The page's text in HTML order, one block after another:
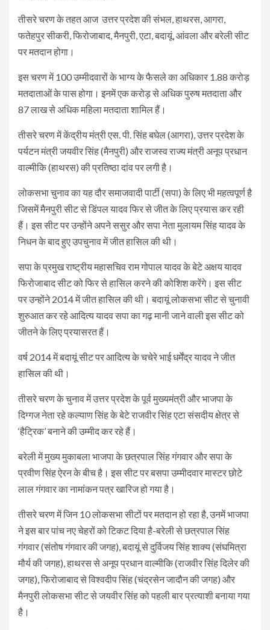
तीसरे चरण के तहत आज उत्तर प्रदेश की संभल, हाथरस, आगरा,
फतेहपुर सीकरी, फिरोजाबाद, मैनपुरी, एटा, बदायूं, आंवला और बरेली सीट
पर मतदान होगा।
इस चरण में 100 उम्मीदवारों के भाग्य के फैसले का अधिकार 1.88 करोड़
मतदाताओं के पास होगा। इनमें एक करोड़ से अधिक पुरुष मतदाता और
87 लाख से अधिक महिला मतदाता शामिल हैं।
तीसरे चरण में केंद्रीय मंत्री एस. पी. सिंह बघेल (आगरा), उत्तर प्रदेश के
पर्यटन मंत्री जयवीर सिंह (मैनपुरी) और राजस्व राज्य मंत्री अनूप प्रधान
वाल्मीकि (हाथरस) की प्रतिष्ठा दांव पर लगी है।
लोकसभा चुनाव का यह दौर समाजवादी पार्टी (सपा) के लिए भी महत्वपूर्ण है
जिसमें मैनपुरी सीट से डिंपल यादव फिर से जीत के लिए प्रयास कर रही
हैं। इस सीट पर उन्होंने अपने ससुर और सपा नेता मुलायम सिंह यादव के
निधन के बाद हुए उपचुनाव में जीत हासिल की थी।
सपा के प्रमुख राष्ट्रीय महासचिव राम गोपाल यादव के बेटे अक्षय यादव
फिरोजाबाद सीट को फिर से हासिल करने की कोशिश करेंगे। इस सीट
पर उन्होंने 2014 में जीत हासिल की थी। बदायूं लोकसभा सीट से चुनावी
शुरुआत कर रहे आदित्य यादव सपा का गढ़ मानी जाने वाली इस सीट को
जीतने के लिए प्रयासरत हैं।
वर्ष 2014 में बदायूं सीट पर आदित्य के चचेरे भाई धर्मेंद्र यादव ने जीत
हासिल की थी।
तीसरे चरण के चुनाव में उत्तर प्रदेश के पूर्व मुख्यमंत्री और भाजपा के
दिग्गज नेता रहे कल्याण सिंह के बेटे राजवीर सिंह एटा संसदीय क्षेत्र से
‘हैट्रिक’ बनाने की उम्मीद कर रहे हैं।
बरेली में मुख्य मुकाबला भाजपा के छत्रपाल सिंह गंगवार और सपा के
प्रवीण सिंह ऐरन के बीच है। इस सीट पर बसपा उम्मीदवार मास्टर छोटे
लाल गंगवार का नामांकन पत्र खारिज हो गया है।
तीसरे चरण में जिन 10 लोकसभा सीटों पर मतदान हो रहा है, उनमें भाजपा
ने इस बार पांच नए चेहरों को टिकट दिया है-बरेली से छत्रपाल सिंह
गंगवार (संतोष गंगवार की जगह), बदायूं से दुर्विजय सिंह शाक्य (संघमित्रा
मौर्य की जगह), हाथरस से अनूप प्रधान वाल्मीकि (राजवीर सिंह दिलेर की
जगह), फिरोजाबाद से विश्वदीप सिंह (चंद्रसेन जादौन की जगह) और
मैनपुरी लोकसभा सीट से जयवीर सिंह को पहली बार प्रत्याशी बनाया गया
है।